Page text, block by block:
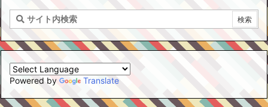
Powered by Translate